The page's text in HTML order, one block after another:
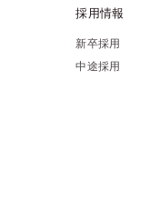
採用情報
新卒採用
中途採用